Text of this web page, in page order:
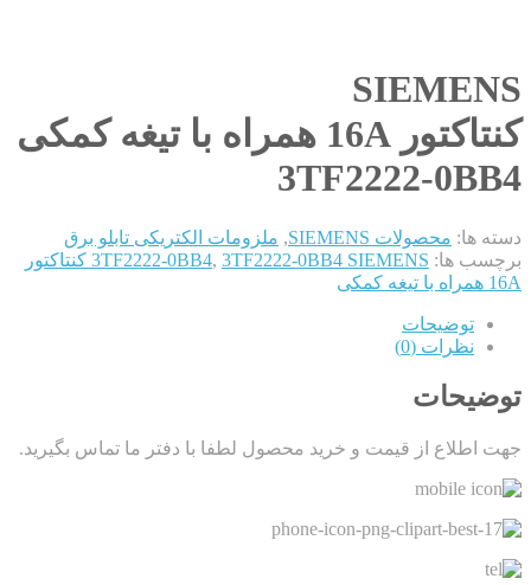
SIEMENS
کنتاکتور 16A همراه با تیغه کمکی
3TF2222-0BB4
دسته ها: محصولات SIEMENS , ملزومات الکتریکی تابلو برق
برچسب ها:
3TF2222-0BB4,
3TF2222-0BB4 SIEMENS کنتاکتور
16A همراه با تیغه کمکی
توضیحات
نظرات (0)
توضیحات
جهت اطلاع از قیمت و خرید محصول لطفا با دفتر ما تماس بگیرید.